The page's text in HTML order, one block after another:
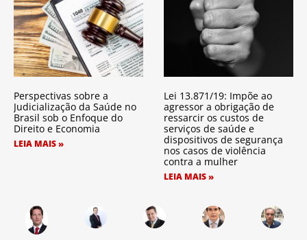
Perspectivas sobre a
Judicialização da Saúde no
Brasil sob o Enfoque do
Direito e Economia
LEIA MAIS »
Lei 13.871/19: Impõe ao
agressor a obrigação de
ressarcir os custos de
serviços de saúde e
dispositivos de segurança
nos casos de violência
contra a mulher
LEIA MAIS »